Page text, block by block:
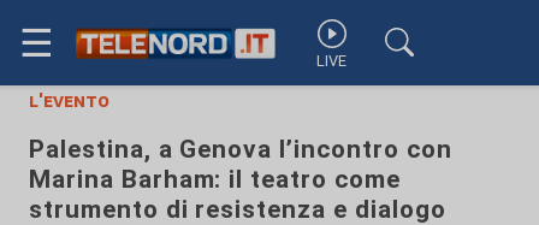
☰ LIVE
l'evento
Palestina, a Genova l’incontro con
Marina Barham: il teatro come
strumento di resistenza e dialogo